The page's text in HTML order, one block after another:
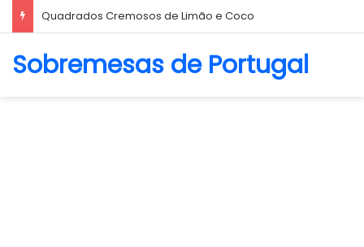
Biscoito Amanteigado
Sobremesas de Portugal